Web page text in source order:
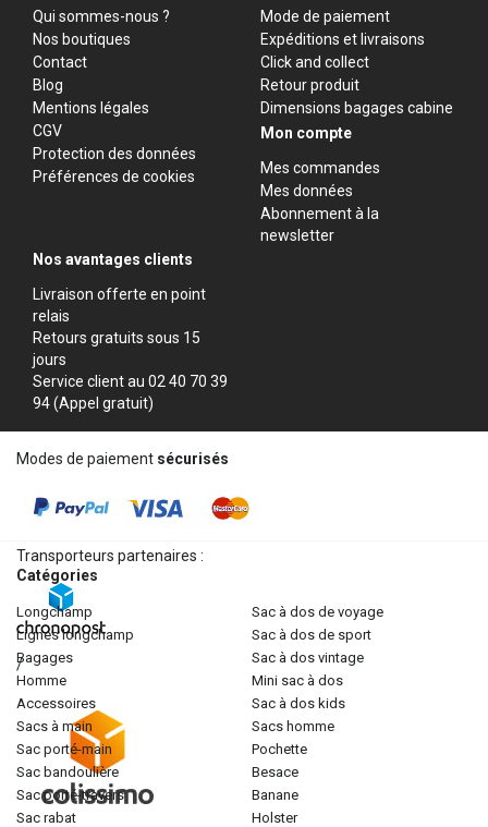
Qui sommes-nous ?
Nos boutiques
Contact
Blog
Mentions légales
CGV
Protection des données
Préférences de cookies
Mode de paiement
Expéditions et livraisons
Click and collect
Retour produit
Dimensions bagages cabine
Mon compte
Mes commandes
Mes données
Abonnement à la
newsletter
Nos avantages clients
Livraison offerte en point
relais
Retours gratuits sous 15
jours
Service client au 02 40 70 39
94 (Appel gratuit)
Modes de paiement sécurisés
Transporteurs partenaires :
/
Catégories
longchamp
lignes longchamp
bagages
homme
accessoires
sacs à main
sac porté-main
sac bandoulière
sac porté-travers
sac rabat
sac à dos de voyage
sac à dos de sport
sac à dos vintage
mini sac à dos
sac à dos kids
sacs homme
pochette
besace
banane
holster